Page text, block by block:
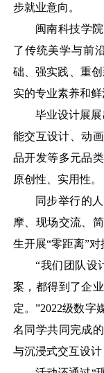
步就业意向。
闽南科技学
了传统美学与前
础、强实践、重
实的专业素养和鲜
毕业设计展展
能交互设计、动
品开发等多元品
原创性、实用性。
同步举行的
摩、现场交流、
生开展“零距离”对
“我们团队设
案，都得到了企
定。”2022级数字
名同学共同完成
与沉浸式交互设计